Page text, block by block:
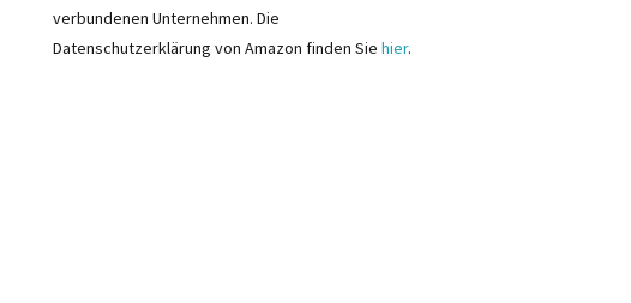
verbundenen Unternehmen. Die
Datenschutzerklärung von Amazon finden Sie hier.